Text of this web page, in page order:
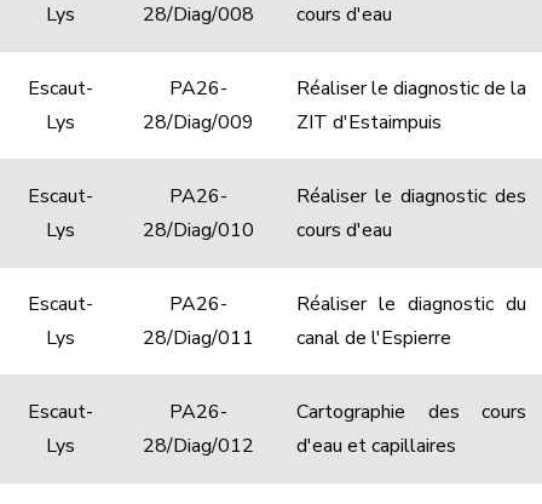
Lys
28/Diag/008
cours d'eau
Escaut-
Lys
PA26-
28/Diag/009
Réaliser le diagnostic de la
ZIT d'Estaimpuis
Escaut-
Lys
PA26-
28/Diag/010
Réaliser le diagnostic des
cours d'eau
Escaut-
Lys
PA26-
28/Diag/011
Réaliser le diagnostic du
canal de l'Espierre
Escaut-
Lys
PA26-
28/Diag/012
Cartographie des cours
d'eau et capillaires